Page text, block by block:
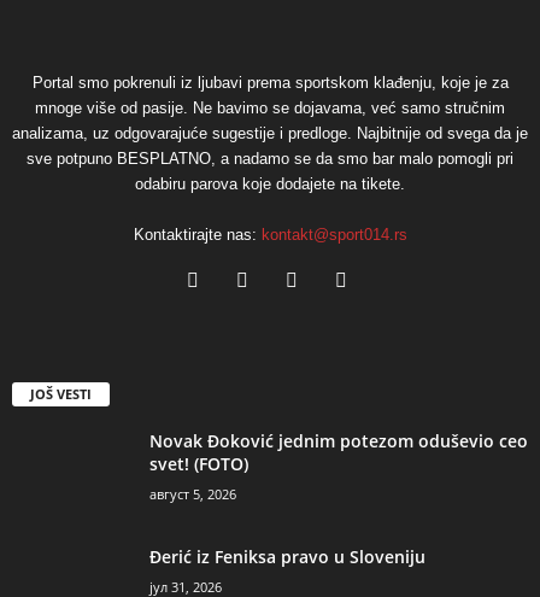
Portal smo pokrenuli iz ljubavi prema sportskom klađenju, koje je za
mnoge više od pasije. Ne bavimo se dojavama, već samo stručnim
analizama, uz odgovarajuće sugestije i predloge. Najbitnije od svega da je
sve potpuno BESPLATNO, a nadamo se da smo bar malo pomogli pri
odabiru parova koje dodajete na tikete.
Kontaktirajte nas: kontakt@sport014.rs
JOŠ VESTI
Novak Đoković jednim potezom oduševio ceo
svet! (FOTO)
август 5, 2026
Đerić iz Feniksa pravo u Sloveniju
јул 31, 2026